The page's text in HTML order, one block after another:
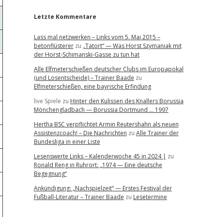
Letzte Kommentare
Lass mal netzwerken – Links vom 5. Mai 2015 –
betonflüstererzu „Tatort“ — Was Horst Szymaniak mit
der Horst-Schimanski-Gasse zu tun hat
Alle Elfmeterschießen deutscher Clubs im Europapokal
(und Losentscheide) – Trainer Baade zu
Elfmeterschießen, eine bayrische Erfindung
live Spiele zu Hinter den Kulissen des Knallers Borussia
Mönchengladbach — Borussia Dortmund … 1997
Hertha BSC verpflichtet Armin Reutershahn als neuen
Assistenzcoach! – Die Nachrichten zu Alle Trainer der
Bundesliga in einer Liste
Lesenswerte Links – Kalenderwoche 45 in 2024 | zu
Ronald Reng in Ruhrort: „1974 — Eine deutsche
Begegnung“
Ankündigung: „Nachspielzeit“ — Erstes Festival der
Fußball-Literatur – Trainer Baade zu Lesetermine